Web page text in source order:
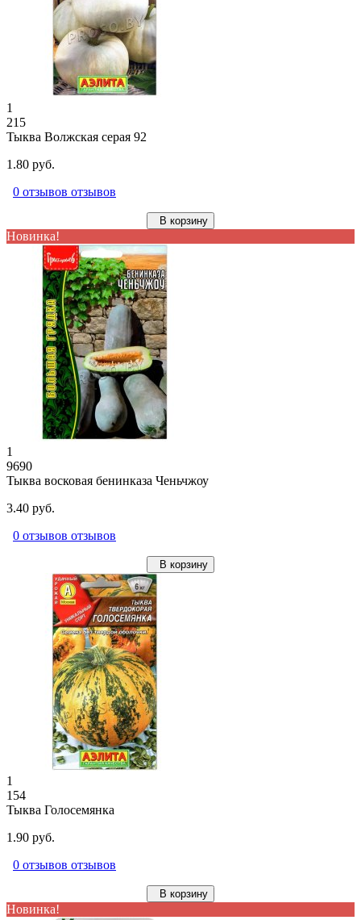
1
215
Тыква Волжская серая 92
1.80 руб.
0 отзывов отзывов
В корзину
Новинка!
1
9690
Тыква восковая бенинказа Ченьчжоу
3.40 руб.
0 отзывов отзывов
В корзину
1
154
Тыква Голосемянка
1.90 руб.
0 отзывов отзывов
В корзину
Новинка!